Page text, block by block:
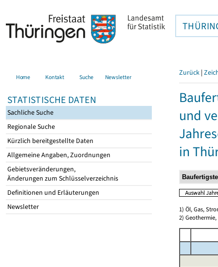
Home Kontakt Suche Newsletter
STATISTISCHE DATEN
Sachliche Suche
Regionale Suche
Kürzlich bereitgestellte Daten
Allgemeine Angaben, Zuordnungen
Gebietsveränderungen,
Änderungen zum Schlüsselverzeichnis
Definitionen und Erläuterungen
Newsletter
Zurück |
und
in
1) Öl, Gas,
2)